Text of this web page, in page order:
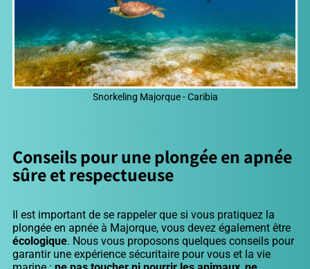
Snorkeling Majorque - Caribia
Conseils pour une plongée en apnée
sûre et respectueuse
Il est important de se rappeler que si vous pratiquez la
plongée en apnée à Majorque, vous devez également être
écologique. Nous vous proposons quelques conseils pour
garantir une expérience sécuritaire pour vous et la vie